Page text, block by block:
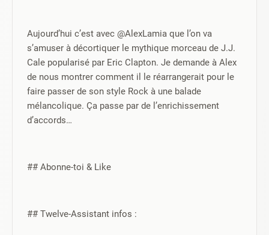
Aujourd’hui c’est avec @AlexLamia que l’on va
s’amuser à décortiquer le mythique morceau de J.J.
Cale popularisé par Eric Clapton. Je demande à Alex
de nous montrer comment il le réarrangerait pour le
faire passer de son style Rock à une balade
mélancolique. Ça passe par de l’enrichissement
d’accords…
## Abonne-toi & Like
## Twelve-Assistant infos :